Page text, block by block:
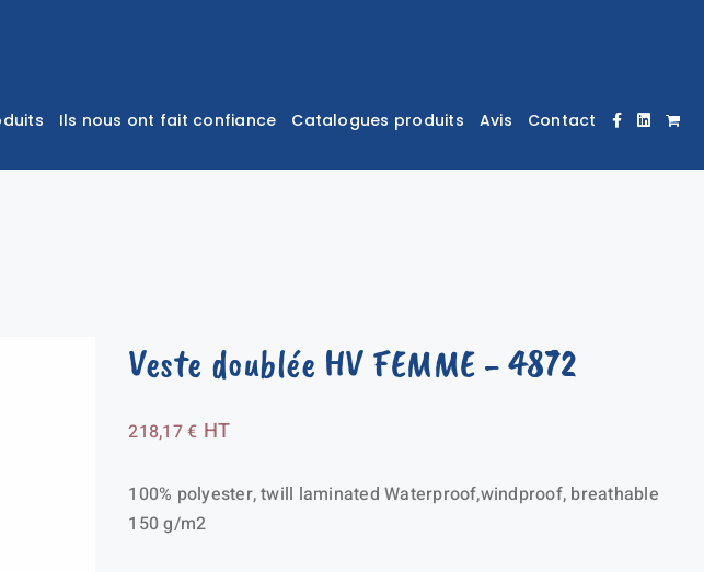
Ils nous ont fait confiance Catalogues produits Avis Contact
Veste doublée HV FEMME - 4872
218,17€ HT
100% polyester, twill laminated Waterproof,windproof, breathable
150 g/m2